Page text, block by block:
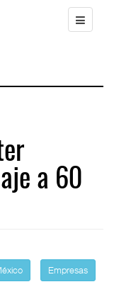
a 60
Empresas